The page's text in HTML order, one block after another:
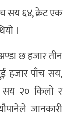
सय ६४, क्रेट एक
।
छ हजार तीन
हजार पाँच सय,
२० किलो र
जानकारी